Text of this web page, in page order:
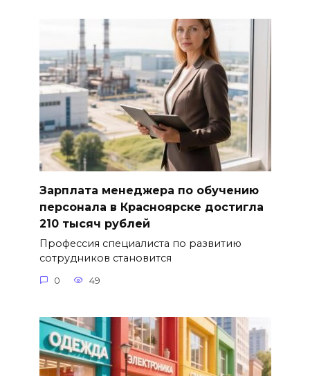
Зарплата менеджера по обучению
персонала в Красноярске достигла
210 тысяч рублей
Профессия специалиста по развитию
сотрудников становится
0 49